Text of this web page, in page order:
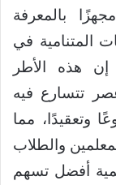
بالمعرفة
المتنامية في
إن هذه الأطر
تتسارع فيه
وتعقيدًا، مما
والطلاب
أفضل تسهم